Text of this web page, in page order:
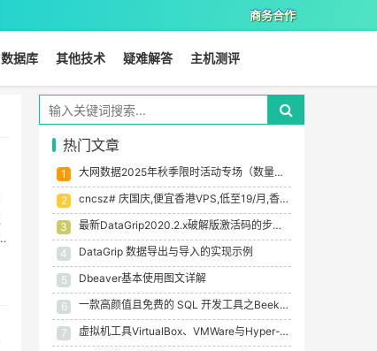
商务合作
数据库 其他技术 疑难解答 主机测评
热门文章
1 大网数据2025年秋季限时活动专场（数量有限，售完即止）-便宜国内香港韩国VPS
2 cncsz# 庆国庆,便宜香港VPS,低至19/月,香港/美国站群首月半价,e52670*2 32g 1tssd 8c 699/月，物理机双e5固态盘399/月起
3 最新DataGrip2020.2.x破解版激活码的步骤详解(支持Mac/Windows/Linux)
4 DataGrip 数据导出与导入的实现示例
5 Dbeaver基本使用图文详解
6 一款高颜值且免费的 SQL 开发工具之Beekeeper Studio详解
7 虚拟机工具VirtualBox、VMWare与Hyper-V大比拼